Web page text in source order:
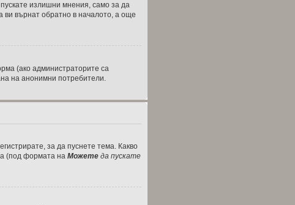
излишни мнения, само за да
ви върнат обратно в началото, а още
(ако администраторите са
на анонимни потребители.
за да пуснете тема. Какво
(под формата на Можете да пускате